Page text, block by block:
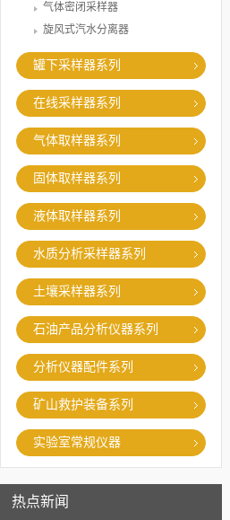
气体密闭采样器
旋风式汽水分离器
罐下采样器系列
在线采样器系列
气体取样器系列
固体取样器系列
液体取样器系列
水质分析采样器系列
土壤采样器系列
石油产品分析仪器系列
分析仪器配件系列
矿山救护装备系列
实验室常规仪器
热点新闻